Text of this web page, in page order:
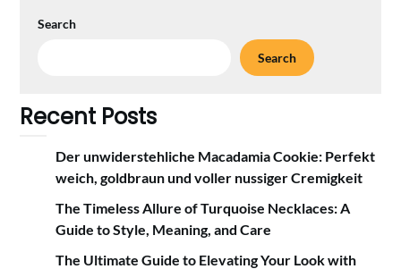
Search
Search
Recent Posts
Der unwiderstehliche Macadamia Cookie: Perfekt
weich, goldbraun und voller nussiger Cremigkeit
The Timeless Allure of Turquoise Necklaces: A
Guide to Style, Meaning, and Care
The Ultimate Guide to Elevating Your Look with